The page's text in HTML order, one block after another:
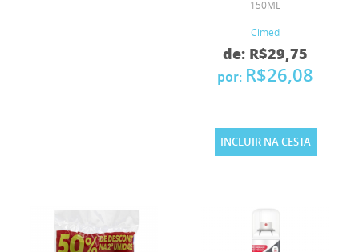
150ML
Cimed
de: R$29,75
por: R$26,08
INCLUIR NA CESTA